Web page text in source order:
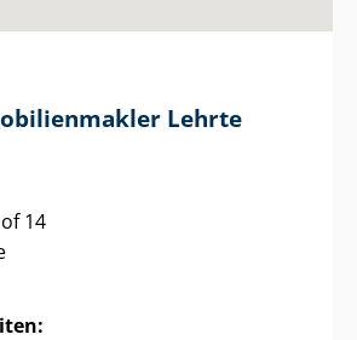
Lehrte
14